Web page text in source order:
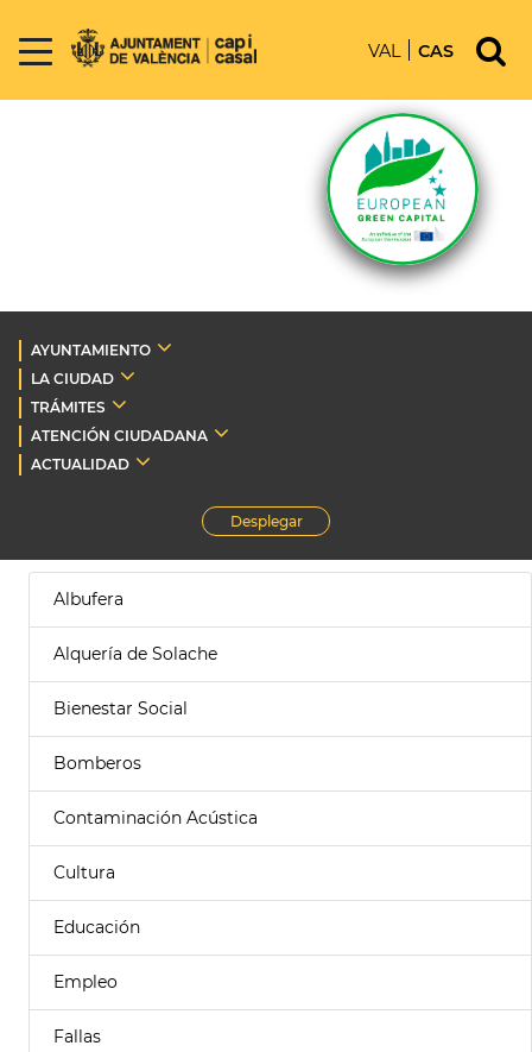
VAL CAS
AYUNTAMIENTO
LA CIUDAD
TRÁMITES
ATENCIÓN CIUDADANA
ACTUALIDAD
Desplegar
Albufera
Alquería de Solache
Bienestar Social
Bomberos
Contaminación Acústica
Cultura
Educación
Empleo
Fallas